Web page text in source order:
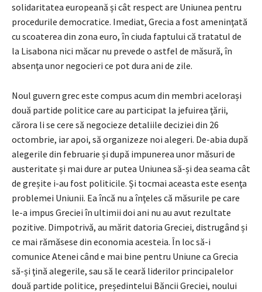
solidaritatea europeană și cât respect are Uniunea pentru
procedurile democratice. Imediat, Grecia a fost ameninţată
cu scoaterea din zona euro, în ciuda faptului că tratatul de
la Lisabona nici măcar nu prevede o astfel de măsură, în
absenţa unor negocieri ce pot dura ani de zile.
Noul guvern grec este compus acum din membri acelorași
două partide politice care au participat la jefuirea ţării,
cărora li se cere să negocieze detaliile deciziei din 26
octombrie, iar apoi, să organizeze noi alegeri. De-abia după
alegerile din februarie și după impunerea unor măsuri de
austeritate și mai dure ar putea Uniunea să-și dea seama cât
de greșite i-au fost politicile. Și tocmai aceasta este esenţa
problemei Uniunii. Ea încă nu a înţeles că măsurile pe care
le-a impus Greciei în ultimii doi ani nu au avut rezultate
pozitive. Dimpotrivă, au mărit datoria Greciei, distrugând și
ce mai rămăsese din economia acesteia. În loc să-i
comunice Atenei când e mai bine pentru Uniune ca Grecia
să-și ţină alegerile, sau să le ceară liderilor principalelor
două partide politice, președintelui Băncii Greciei, noului